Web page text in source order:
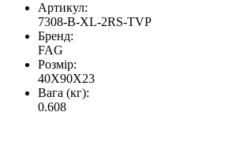
Артикул:
7308-B-XL-2RS-TVP
Бренд:
FAG
Розмір:
40X90X23
Вага (кг):
0.608